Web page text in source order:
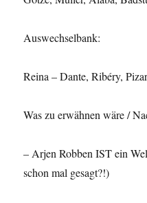
Auswechselbank:
Reina – Dante, Ribéry,
Was zu erwähnen wäre /
– Arjen Robben IST ein
schon mal gesagt?!)